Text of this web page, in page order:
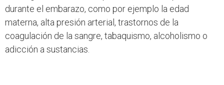
durante el embarazo, como por ejemplo la edad
materna, alta presión arterial, trastornos de la
coagulación de la sangre, tabaquismo, alcoholismo o
adicción a sustancias.